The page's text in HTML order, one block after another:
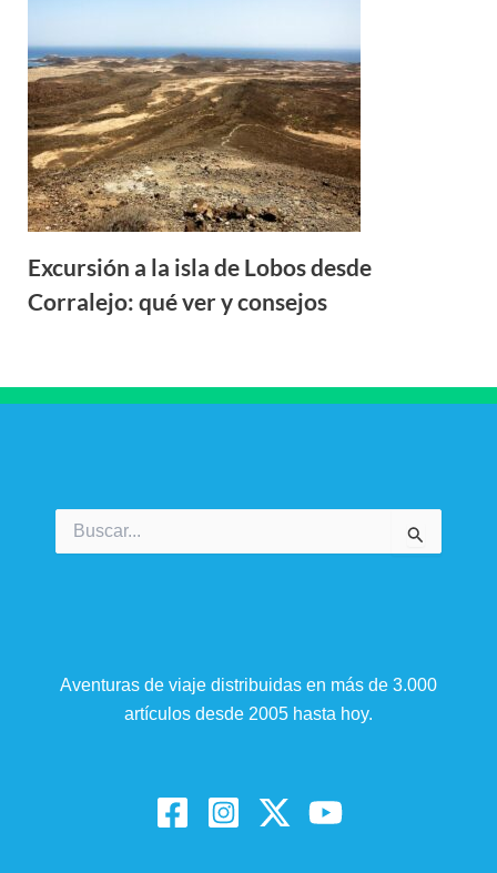
Excursión a la isla de Lobos desde
Corralejo: qué ver y consejos
por:
Aventuras de viaje distribuidas en más de 3.000
artículos desde 2005 hasta hoy.